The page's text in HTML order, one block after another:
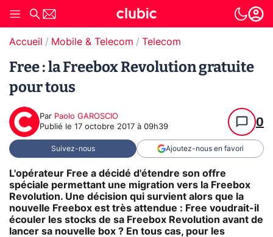
Accueil Mobile & Telecom Telecom
Free : la Freebox Revolution gratuite
pour tous
Par Paolo GAROSCIO
Publié le 17 octobre 2017 à 09h39 0
Suivez-nous Ajoutez-nous en favori
L'opérateur Free a décidé d'étendre son offre
spéciale permettant une migration vers la Freebox
Revolution. Une décision qui survient alors que la
nouvelle Freebox est très attendue : Free voudrait-il
écouler les stocks de sa Freebox Revolution avant de
lancer sa nouvelle box ? En tous cas, pour les